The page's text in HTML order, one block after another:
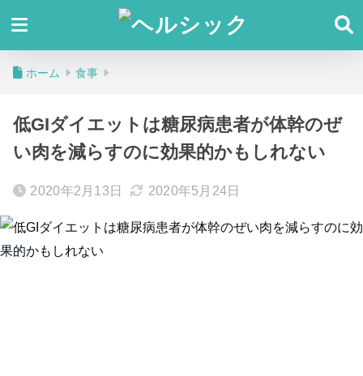
ホーム 食事
低GIダイエットは糖尿病患者が体幹のぜ
い肉を減らすのに効果的かもしれない
2020年2月13日 2020年5月24日